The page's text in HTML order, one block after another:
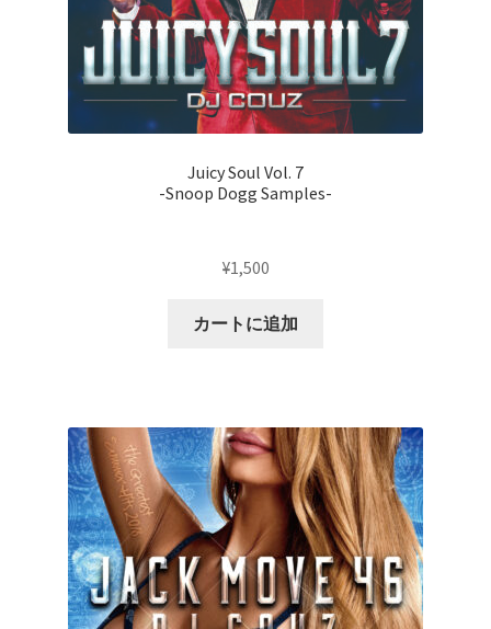
Juicy Soul Vol. 7
-Snoop Dogg Samples-
¥1,500
カートに追加